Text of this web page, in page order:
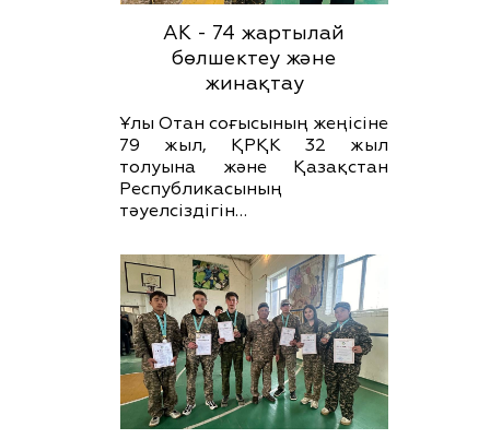
АК - 74 жартылай
бөлшектеу және
жинақтау
Ұлы Отан соғысының жеңісіне
79 жыл, ҚРҚК 32 жыл
толуына және Қазақстан
Республикасының
тәуелсіздігін…